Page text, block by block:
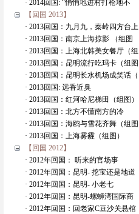
· 2014回国: “悄悄地进村打枪地不
【回国 2013】
· 2013回国：九月九，秦岭四方台上
· 2013回国：南京上海掠影 （组图
· 2013回国：上海北韩美女餐厅（组
· 2013回国：昆明流行吃玛卡（组图
· 2013回国：昆明长水机场成笑话（
· 2013回国: 远香近臭
· 2013回国：红河哈尼梯田（组图）
· 2013回国：北方不懂南方的冷
· 2013回国：海鸥与雪花齐舞（组图
· 2013回国：上海雾霾（组图）
【回国 2012】
· 2012年回国： 听来的官场事
· 2012年回国：昆明- 挖宝还是地道
· 2012年回国：昆明- 小老七
· 2012年回国：昆明-螺蛳湾国际商
· 2012年回国：回老家C豆沙关悬棺